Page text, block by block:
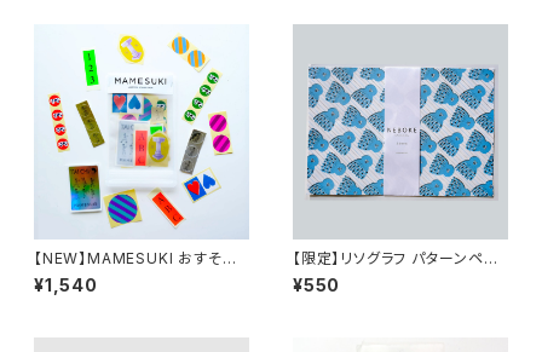
【NEW】MAMESUKI おすそわ
けシールセット Full Set（13 ty
pes）
¥1,540
【限定】リソグラフ パターンペー
パー L［ねぼけたベイビー Oct
opus］
¥550